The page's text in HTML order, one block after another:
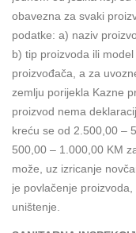
obavezna za svaki
podatke: a) naziv
b) tip proizvoda ili
proizvođača, a za
zemlju porijekla Kazne
proizvod nema
kreću se od 2.500,00 –
500,00 – 1.000,00 KM
može, uz izricanje
je povlačenje
uništenje.